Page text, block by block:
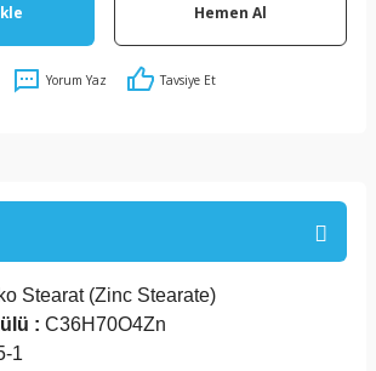
Hemen Al
Yorum Yaz Tavsiye Et
Stearat (Zinc Stearate)
: C36H70O4Zn
1